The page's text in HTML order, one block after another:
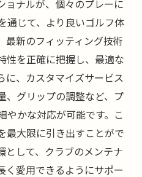
ョナルが、個々のプレーに
通じて、より良いゴルフ体
最新のフィッティング技術
性を正確に把握し、最適な
に、カスタマイズサービス
、グリップの調整など、プ
やかな対応が可能です。こ
最大限に引き出すことがで
として、クラブのメンテナ
く愛用できるようにサポー